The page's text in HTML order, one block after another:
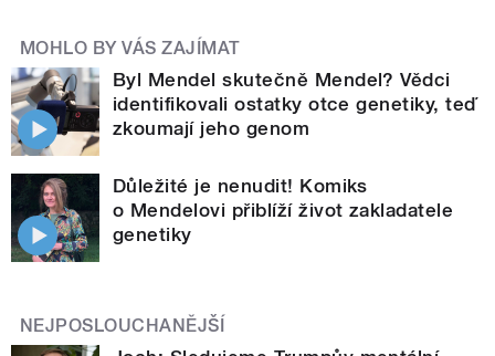
MOHLO BY VÁS ZAJÍMAT
Byl Mendel skutečně Mendel? Vědci
identifikovali ostatky otce genetiky, teď
zkoumají jeho genom
Důležité je nenudit! Komiks
o Mendelovi přiblíží život zakladatele
genetiky
NEJPOSLOUCHANĚJŠÍ